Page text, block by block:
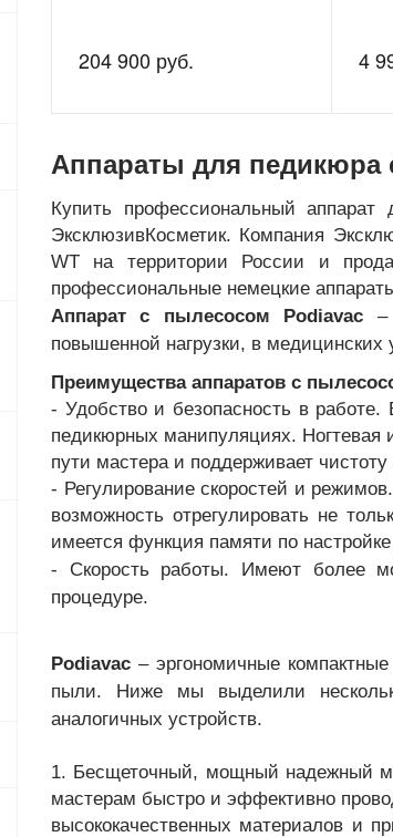
204 900 руб. 4
Аппараты для педикюра
Купить профессиональный
ЭксклюзивКосметик. Компания
WT на территории России и
профессиональные немецкие
Аппарат с пылесосом Podiavac –
повышенной нагрузки, в медицинских
Преимущества аппаратов с
- Удобство и безопасность в
педикюрных манипуляциях.
пути мастера и поддерживает
- Регулирование скоростей и
возможность отрегулировать не
имеется функция памяти по
- Скорость работы. Имеют более
процедуре.
Podiavac – эргономичные
пыли. Ниже мы выделили
аналогичных устройств.
1. Бесщеточный, мощный надежный
мастерам быстро и эффективно
высококачественных материалов и